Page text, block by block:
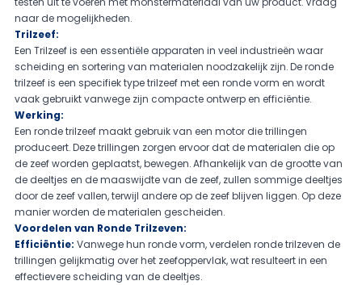
naar de mogelijkheden.
Trilzeef:
Een Trilzeef is een essentiële apparaten in veel industrieën waar
scheiding en sortering van materialen noodzakelijk zijn. De ronde
trilzeef is een specifiek type trilzeef met een ronde vorm en wordt
vaak gebruikt vanwege zijn compacte ontwerp en efficiëntie.
Werking:
Een ronde trilzeef maakt gebruik van een motor die trillingen
produceert. Deze trillingen zorgen ervoor dat de materialen die op
de zeef worden geplaatst, bewegen. Afhankelijk van de grootte van
de deeltjes en de maaswijdte van de zeef, zullen sommige deeltjes
door de zeef vallen, terwijl andere op de zeef blijven liggen. Op deze
manier worden de materialen gescheiden.
Voordelen van Ronde Trilzeven:
Efficiëntie: Vanwege hun ronde vorm, verdelen ronde trilzeven de
trillingen gelijkmatig over het zeefoppervlak, wat resulteert in een
effectievere scheiding van de deeltjes.